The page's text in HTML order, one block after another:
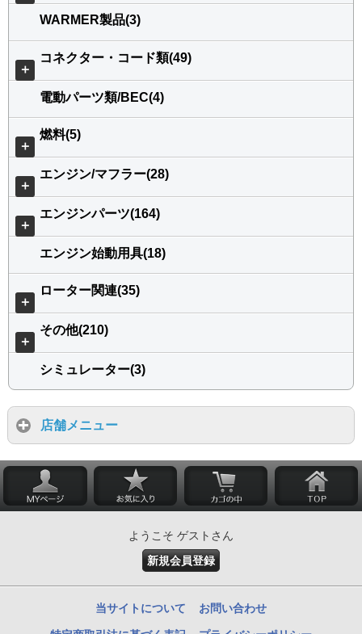
WARMER製品(3)
＋
コネクター・コード類(49)
電動パーツ類/BEC(4)
＋
燃料(5)
＋
エンジン/マフラー(28)
＋
エンジンパーツ(164)
エンジン始動用具(18)
＋
ローター関連(35)
＋
その他(210)
シミュレーター(3)
店舗メニュー
ようこそ ゲストさん
新規会員登録
当サイトについて お問い合わせ